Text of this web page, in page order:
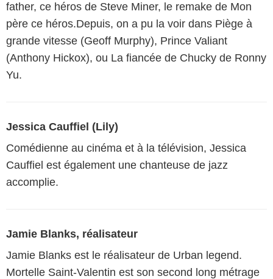
father, ce héros de Steve Miner, le remake de Mon
père ce héros.Depuis, on a pu la voir dans Piège à
grande vitesse (Geoff Murphy), Prince Valiant
(Anthony Hickox), ou La fiancée de Chucky de Ronny
Yu.
Jessica Cauffiel (Lily)
Comédienne au cinéma et à la télévision, Jessica
Cauffiel est également une chanteuse de jazz
accomplie.
Jamie Blanks, réalisateur
Jamie Blanks est le réalisateur de Urban legend.
Mortelle Saint-Valentin est son second long métrage